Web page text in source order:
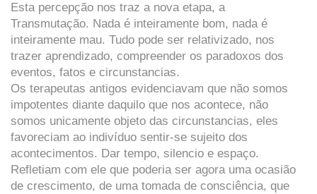
Esta percepção nos traz a nova etapa, a
Transmutação. Nada é inteiramente bom, nada é
inteiramente mau. Tudo pode ser relativizado, nos
trazer aprendizado, compreender os paradoxos dos
eventos, fatos e circunstancias.
Os terapeutas antigos evidenciavam que não somos
impotentes diante daquilo que nos acontece, não
somos unicamente objeto das circunstancias, eles
favoreciam ao indivíduo sentir-se sujeito dos
acontecimentos. Dar tempo, silencio e espaço.
Refletiam com ele que poderia ser agora uma ocasião
de crescimento, de uma tomada de consciência, que